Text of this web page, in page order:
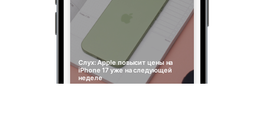
Слух: Apple повысит цены на
iPhone 17 уже на следующей
неделе